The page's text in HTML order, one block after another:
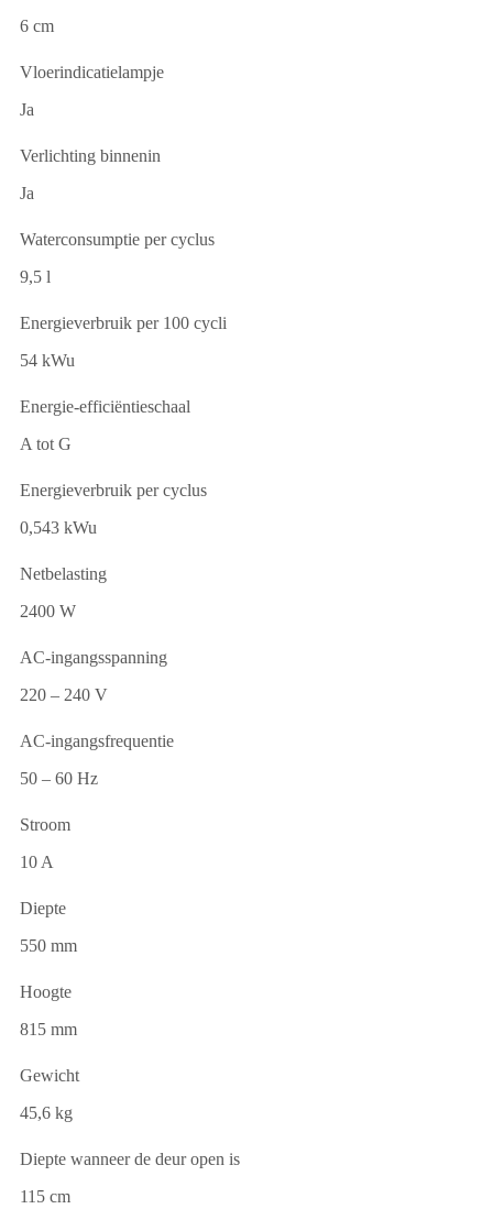
6 cm
Vloerindicatielampje
Ja
Verlichting binnenin
Ja
Waterconsumptie per cyclus
9,5 l
Energieverbruik per 100 cycli
54 kWu
Energie-efficiëntieschaal
A tot G
Energieverbruik per cyclus
0,543 kWu
Netbelasting
2400 W
AC-ingangsspanning
220 – 240 V
AC-ingangsfrequentie
50 – 60 Hz
Stroom
10 A
Diepte
550 mm
Hoogte
815 mm
Gewicht
45,6 kg
Diepte wanneer de deur open is
115 cm